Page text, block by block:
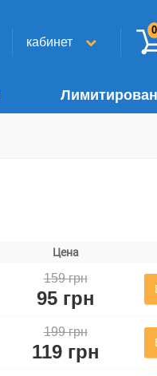
кабинет
0
Цена
159 грн
95 грн
199 грн
119 грн